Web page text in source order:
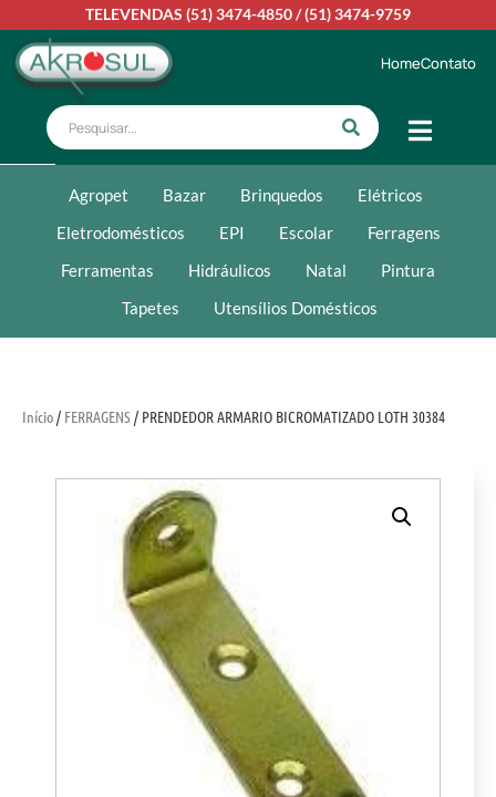
TELEVENDAS (51) 3474-4850/(51) 3474-9759
HomeContato
Agropet Bazar Brinquedos
Elétricos
Eletrodomésticos
EPI Escolar
Ferragens
Ferramentas
Hidráulicos Natal
Pintura
Tapetes
Utensílios Domésticos
Início/ FERRAGENS/ PRENDEDOR ARMARIO BICROMATIZADO LOTH 30384